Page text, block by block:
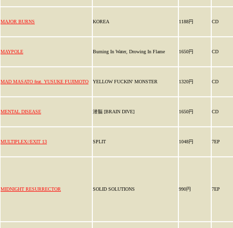
MAJOR BURNS KOREA 1188円 CD
MAYPOLE Burning In Water, Drowing In Flame 1650円 CD
MAD MASATO feat. YUSUKE FUJIMOTO YELLOW FUCKIN' MONSTER 1320円 CD
MENTAL DISEASE 潜脳 [BRAIN DIVE] 1650円 CD
MULTIPLEX//EXIT 13 SPLIT 1048円 7EP
MIDNIGHT RESURRECTOR SOLID SOLUTIONS 990円 7EP